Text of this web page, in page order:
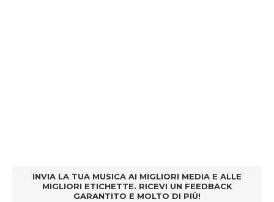
INVIA LA TUA MUSICA AI MIGLIORI MEDIA E ALLE
MIGLIORI ETICHETTE. RICEVI UN FEEDBACK
GARANTITO E MOLTO DI PIÙ!